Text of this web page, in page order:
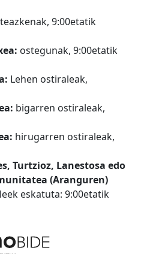
9:00etatik
ostegunak, 9:00etatik
Lehen ostiraleak,
bigarren ostiraleak,
hirugarren ostiraleak,
Turtzioz, Lanestosa edo
(Aranguren)
eskatuta: 9:00etatik